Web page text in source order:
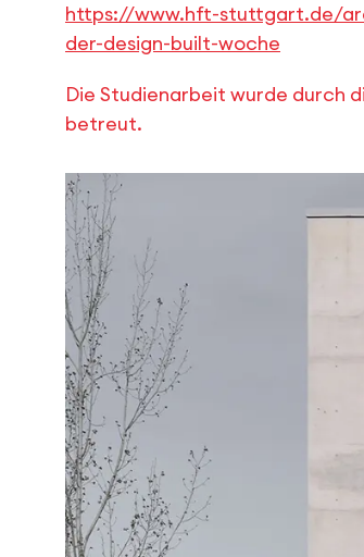
https://www.hft-stuttgart.de/
der-design-built-woche
Die Studienarbeit wurde durch
betreut.